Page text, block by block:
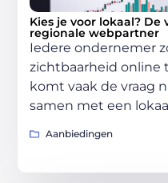
Kies je voor lokaal? De
regionale webpartner
Iedere ondernemer
zichtbaarheid online
komt vaak de vraag
samen met een
Aanbiedingen